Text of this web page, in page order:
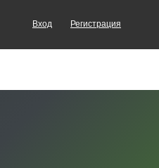
Вход Регистрация